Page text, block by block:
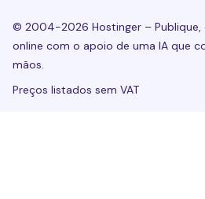
© 2004-2026 Hostinger – Publique,
online com o apoio de uma IA que
mãos.
Preços listados sem VAT